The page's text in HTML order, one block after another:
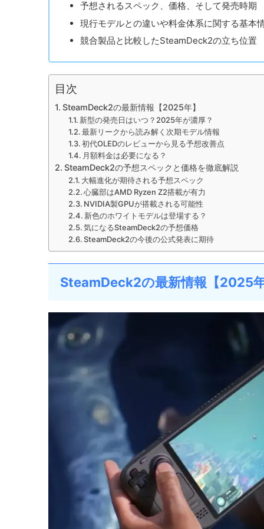
予想されるスペック、価格、そして発売時期
現行モデルとの違いや料金体系に関する基本
競合製品と比較したSteamDeck2の立ち位置
目次
SteamDeck2の最新情報【2025年】
新型の発売日はいつ？2025年が濃厚？
最新リークから読み解く次期モデル情報
初代OLEDのレビューから見る予想改善点
月額料金は必要になる？
SteamDeck2の予想スペックと価格を徹底解説
大幅進化が期待される予想スペック
心臓部はAMD Ryzen Z2搭載が有力
NVIDIA製GPUが搭載される可能性
新色のホワイトモデルは登場する？
気になるSteamDeck2の予想価格
SteamDeck2の今後の公式発表に期待
SteamDeck2の最新情報【2025